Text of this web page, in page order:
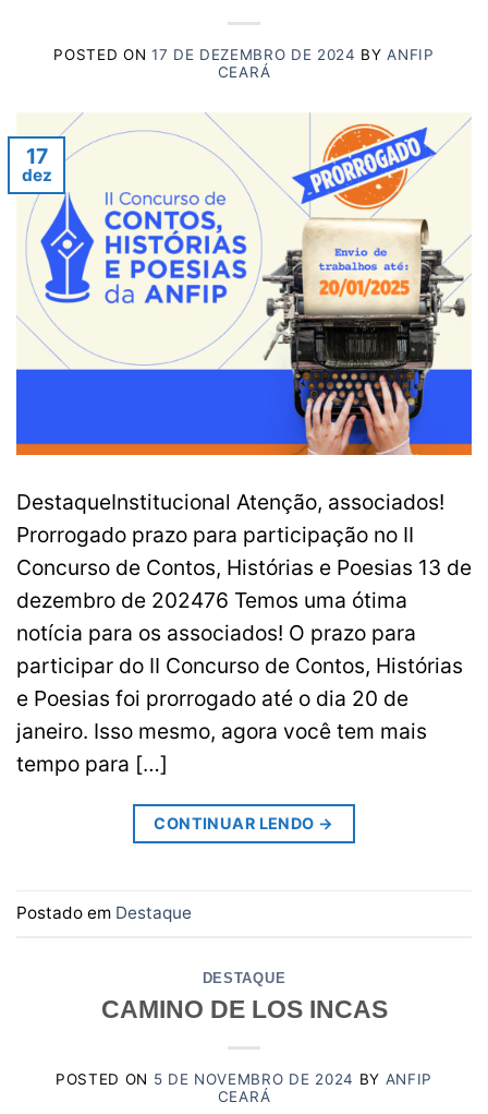
POSTED ON 17 DE DEZEMBRO DE 2024 BYANFIP
CEARÁ
17
dez
DestaqueInstitucional Atenção, associados!
Prorrogado prazo para participação no II
Concurso de Contos, Histórias e Poesias 13 de
dezembro de 202476 Temos uma ótima
notícia para os associados! O prazo para
participar do II Concurso de Contos, Histórias
e Poesias foi prorrogado até o dia 20 de
janeiro. Isso mesmo, agora você tem mais
tempo para […]
CONTINUAR LENDO →
Postado em Destaque
DESTAQUE
CAMINO DE LOS INCAS
POSTED ON 5 DE NOVEMBRO DE 2024 BY ANFIP
CEARÁ